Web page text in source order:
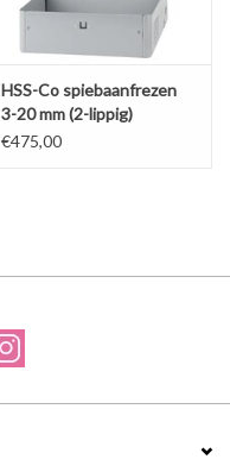
HSS-Co spiebaanfrezen
3-20 mm (2-lippig)
€475,00